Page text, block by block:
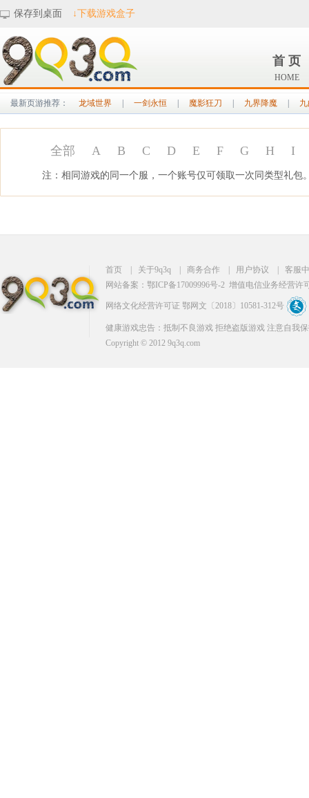
保存到桌面 ↓下载游戏盒子
首 页
HOME
最新页游推荐： 龙域世界 一剑永恒 魔影狂刀 九界降魔
全部 A B C D E F G H I
注：相同游戏的同一个服，一个账号仅可领取一次同类型礼包
首页 关于9q3q 商务合作 用户协议
客服
网站备案：鄂ICP备17009996号-2 增值电信业务经营许
网络文化经营许可证 鄂网文〔2018〕10581-312号
健康游戏忠告：抵制不良游戏 拒绝盗版游戏 注意自我
Copyright © 2012 9q3q.com